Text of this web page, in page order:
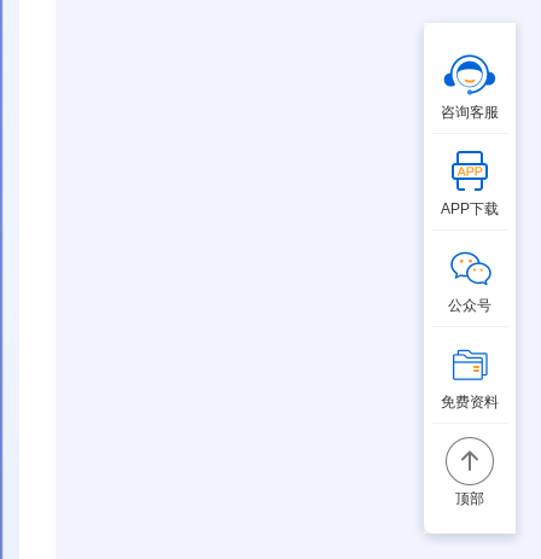
980.00
咨询客服
APP下载
公众号
免费资料
顶部